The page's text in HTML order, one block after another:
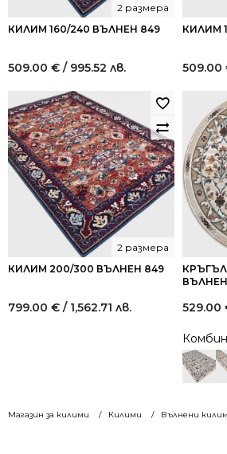
Магазин за килими Килими Вълнени
КИЛИМ 160/240 ВЪЛНЕН 849
2 размера
509.00 € / 995.52 лв.
КИЛИМ
509.00
КИЛИМ 200/300 ВЪЛНЕН 849
2 размера
799.00 € / 1,562.71 лв. 529.00